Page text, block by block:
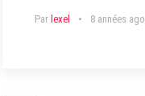
Par lexel 8 années ago